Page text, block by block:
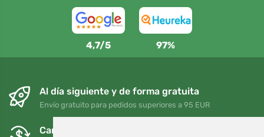
4,7/5 97%
Al día siguiente y de forma gratuita
Envío gratuito para pedidos superiores a 95 EUR
Cambios y devoluciones gratuitos